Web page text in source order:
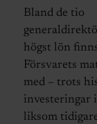
Bland de tio
högst lön
Försvarets
med – trots
investeringar
liksom